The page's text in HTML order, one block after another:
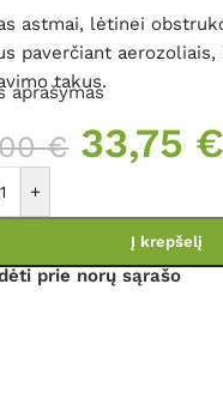
astmai, lėtinei
paverčiant
takus.
aprašymas
€ 33,75 €
+
Į krepšelį
prie norų sąrašo